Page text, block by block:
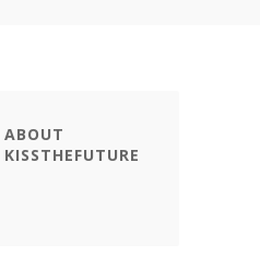
ABOUT
KISSTHEFUTURE